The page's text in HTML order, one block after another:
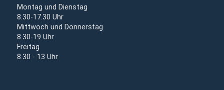
Montag und Dienstag
8.30-17.30 Uhr
Mittwoch und Donnerstag
8.30-19 Uhr
Freitag
8.30 - 13 Uhr